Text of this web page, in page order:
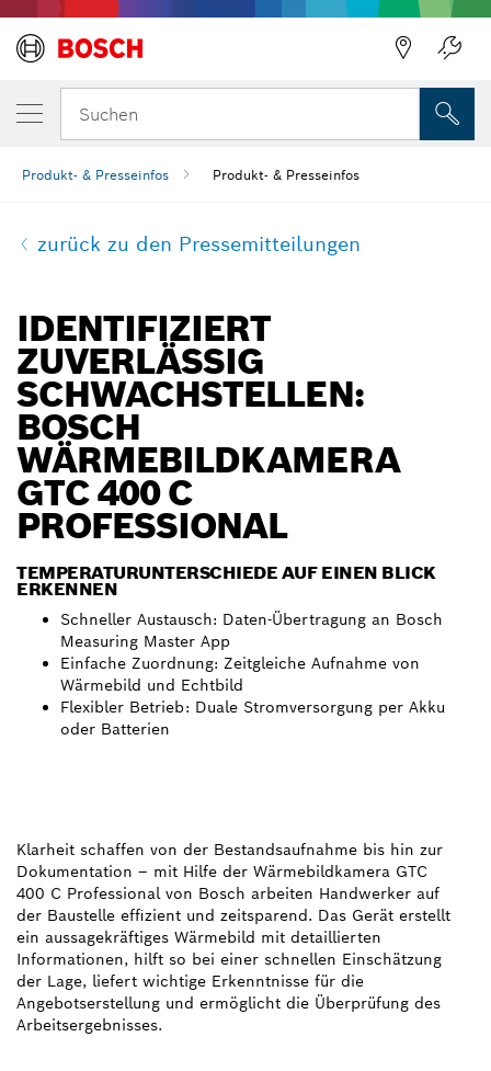
Suchen
Produkt- & Presseinfos Produkt- & Presseinfos
zurück zu den Pressemitteilungen
IDENTIFIZIERT
ZUVERLÄSSIG
SCHWACHSTELLEN:
BOSCH
WÄRMEBILDKAMERA
GTC 400 C
PROFESSIONAL
TEMPERATURUNTERSCHIEDE AUF EINEN BLICK
ERKENNEN
Schneller Austausch: Daten-Übertragung an Bosch
Measuring Master App
Einfache Zuordnung: Zeitgleiche Aufnahme von
Wärmebild und Echtbild
Flexibler Betrieb: Duale Stromversorgung per Akku
oder Batterien
Klarheit schaffen von der Bestandsaufnahme bis hin zur
Dokumentation – mit Hilfe der Wärmebildkamera GTC
400 C Professional von Bosch arbeiten Handwerker auf
der Baustelle effizient und zeitsparend. Das Gerät erstellt
ein aussagekräftiges Wärmebild mit detaillierten
Informationen, hilft so bei einer schnellen Einschätzung
der Lage, liefert wichtige Erkenntnisse für die
Angebotserstellung und ermöglicht die Überprüfung des
Arbeitsergebnisses.